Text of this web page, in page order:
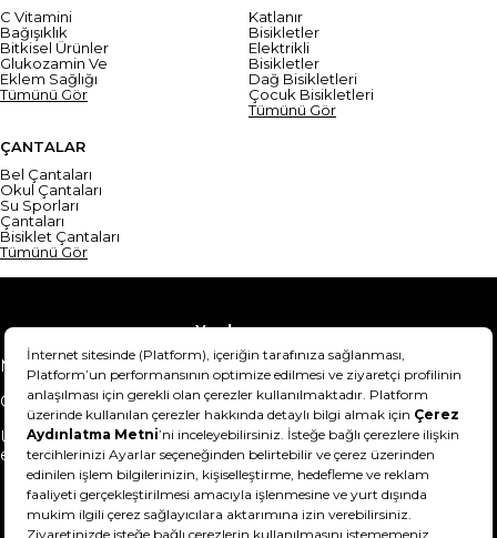
C Vitamini
Bağışıklık
Bitkisel Ürünler
Glukozamin Ve
Eklem Sağlığı
Tümünü Gör
Katlanır
Bisikletler
Elektrikli
Bisikletler
Dağ Bisikletleri
Çocuk Bisikletleri
Tümünü Gör
ÇANTALAR
Bel Çantaları
Okul Çantaları
Su Sporları
Çantaları
Bisiklet Çantaları
Tümünü Gör
Yardım
Mesafeli Satış Sözleşmesi
Teslimat Bilgisi
Gizlilik Sözleşmesi
Şartlar & Koşullar
Ürünümü nasıl iade
edebilirim?
Hakkımızda